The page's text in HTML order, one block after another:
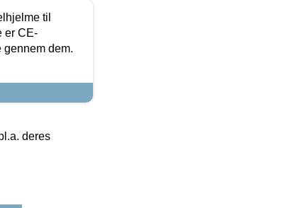
til
er CE-
dem.
deres